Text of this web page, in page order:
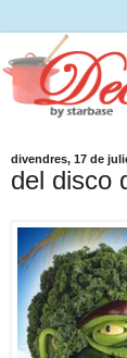
divendres, 17 de
del disco